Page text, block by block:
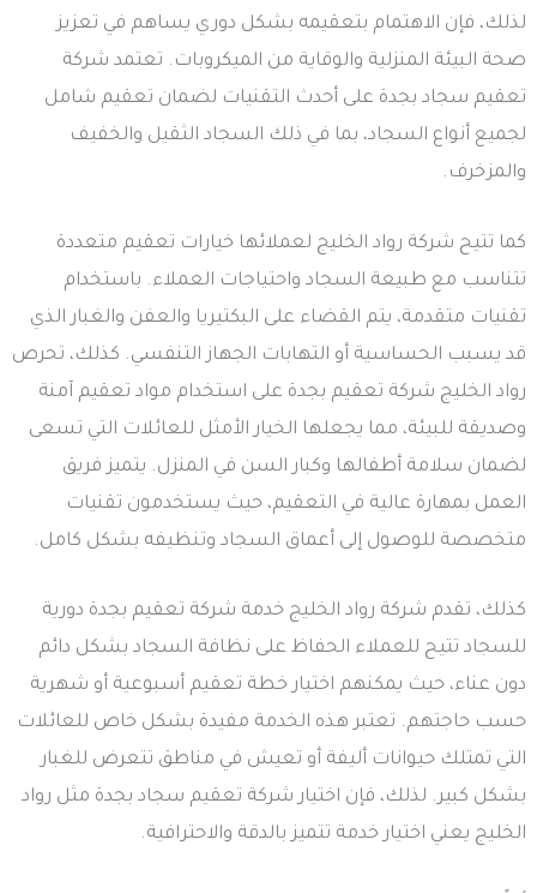
لذلك، فإن الاهتمام بتعقيمه بشكل دوري يساهم في تعزيز
صحة البيئة المنزلية والوقاية من الميكروبات. تعتمد شركة
تعقيم سجاد بجدة على أحدث التقنيات لضمان تعقيم شامل
لجميع أنواع السجاد، بما في ذلك السجاد الثقيل والخفيف
والمزخرف.
كما تتيح شركة رواد الخليج لعملائها خيارات تعقيم متعددة
تتناسب مع طبيعة السجاد واحتياجات العملاء. باستخدام
تقنيات متقدمة، يتم القضاء على البكتيريا والعفن والغبار الذي
قد يسبب الحساسية أو التهابات الجهاز التنفسي. كذلك، تحرص
رواد الخليج شركة تعقيم بجدة على استخدام مواد تعقيم آمنة
وصديقة للبيئة، مما يجعلها الخيار الأمثل للعائلات التي تسعى
لضمان سلامة أطفالها وكبار السن في المنزل. يتميز فريق
العمل بمهارة عالية في التعقيم، حيث يستخدمون تقنيات
متخصصة للوصول إلى أعماق السجاد وتنظيفه بشكل كامل.
كذلك، تقدم شركة رواد الخليج خدمة شركة تعقيم بجدة دورية
للسجاد تتيح للعملاء الحفاظ على نظافة السجاد بشكل دائم
دون عناء، حيث يمكنهم اختيار خطة تعقيم أسبوعية أو شهرية
حسب حاجتهم. تعتبر هذه الخدمة مفيدة بشكل خاص للعائلات
التي تمتلك حيوانات أليفة أو تعيش في مناطق تتعرض للغبار
بشكل كبير. لذلك، فإن اختيار شركة تعقيم سجاد بجدة مثل رواد
الخليج يعني اختيار خدمة تتميز بالدقة والاحترافية.